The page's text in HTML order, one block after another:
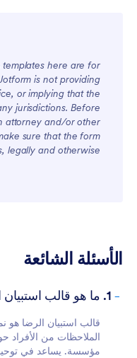
here are for
is not providing
or implying that the
jurisdictions. Before
attorney and/or other
sure that the form
legally and otherwise.
الأسئلة الشائعة
- 1. ما هو قالب استبيان الرضا؟
قالب استبيان الرضا
الملاحظات من الأفراد
مؤسسة. يساعد في